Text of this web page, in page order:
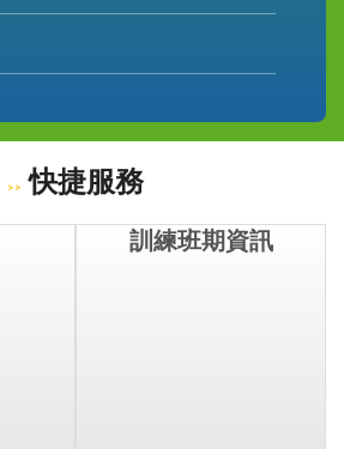
快捷服務
訓練班期資訊